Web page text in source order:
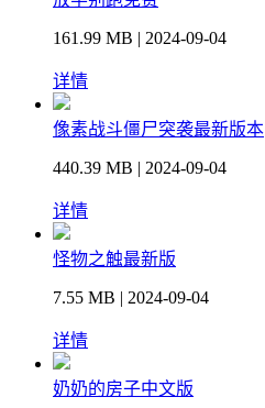
161.99 MB | 2024-09-04
详情
像素战斗僵尸突袭最新版本
440.39 MB | 2024-09-04
详情
怪物之触最新版
7.55 MB | 2024-09-04
详情
奶奶的房子中文版